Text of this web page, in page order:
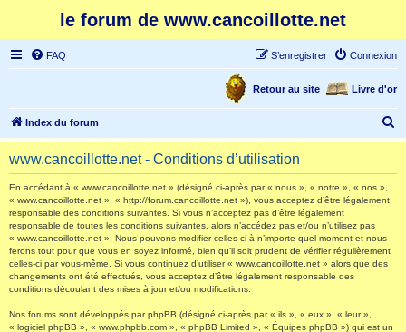
le forum de www.cancoillotte.net
FAQ Connexion
S’enregistrer
Livre d'or
Retour au site
Index du forum
e
www.cancoillotte.net - Conditions d’utilisation
En accédant à « www.cancoillotte.net » (désigné ci-après par « nous », « notre », « nos »,
« www.cancoillotte.net », « http://forum.cancoillotte.net »), vous acceptez d’être légalement
responsable des conditions suivantes. Si vous n’acceptez pas d’être légalement
responsable de toutes les conditions suivantes, alors n’accédez pas et/ou n’utilisez pas
« www.cancoillotte.net ». Nous pouvons modifier celles-ci à n’importe quel moment et nous
ferons tout pour que vous en soyez informé, bien qu’il soit prudent de vérifier régulièrement
celles-ci par vous-même. Si vous continuez d’utiliser « www.cancoillotte.net » alors que des
changements ont été effectués, vous acceptez d’être légalement responsable des
conditions découlant des mises à jour et/ou modifications.
Nos forums sont développés par phpBB (désigné ci-après par « ils », « eux », « leur »,
« logiciel phpBB », « www.phpbb.com », « phpBB Limited », « Équipes phpBB ») qui est un